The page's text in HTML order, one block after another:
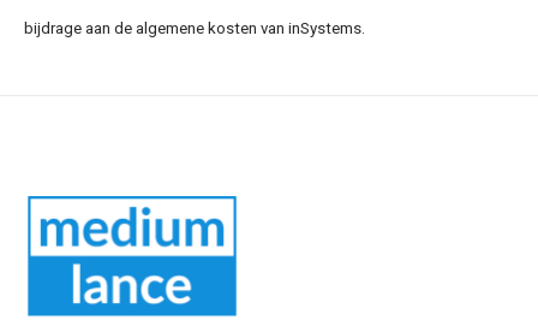
bijdrage aan de algemene kosten van inSystems.